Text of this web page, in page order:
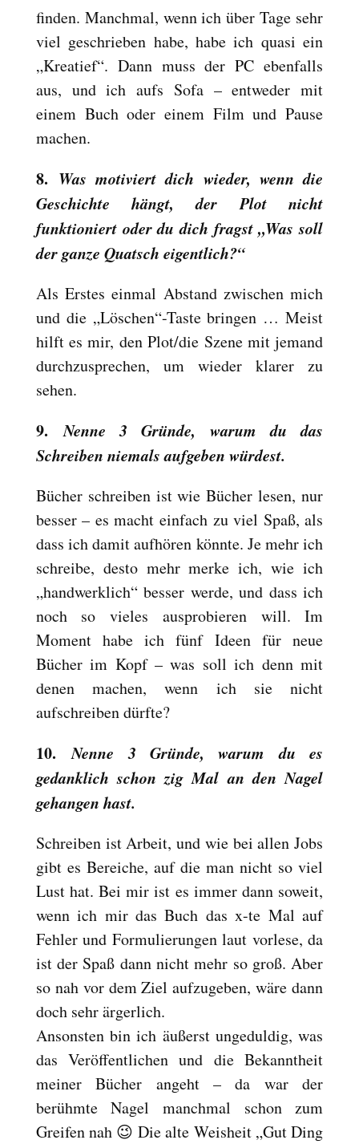
finden. Manchmal, wenn ich über Tage sehr
viel geschrieben habe, habe ich quasi ein
„Kreatief“. Dann muss der PC ebenfalls
aus, und ich aufs Sofa – entweder mit
einem Buch oder einem Film und Pause
machen.
8. Was motiviert dich wieder, wenn die
Geschichte hängt, der Plot nicht
funktioniert oder du dich fragst „Was soll
der ganze Quatsch eigentlich?“
Als Erstes einmal Abstand zwischen mich
und die „Löschen“-Taste bringen … Meist
hilft es mir, den Plot/die Szene mit jemand
durchzusprechen, um wieder klarer zu
sehen.
9.Nenne 3 Gründe, warum du das
Schreiben niemals aufgeben würdest.
Bücher schreiben ist wie Bücher lesen, nur
besser – es macht einfach zu viel Spaß, als
dass ich damit aufhören könnte. Je mehr ich
schreibe, desto mehr merke ich, wie ich
„handwerklich“ besser werde, und dass ich
noch so vieles ausprobieren will. Im
Moment habe ich fünf Ideen für neue
Bücher im Kopf – was soll ich denn mit
denen machen, wenn ich sie nicht
aufschreiben dürfte?
10.Nenne 3 Gründe, warum du es
gedanklich schon zig Mal an den Nagel
gehangen hast.
Schreiben ist Arbeit, und wie bei allen Jobs
gibt es Bereiche, auf die man nicht so viel
Lust hat. Bei mir ist es immer dann soweit,
wenn ich mir das Buch das x-te Mal auf
Fehler und Formulierungen laut vorlese, da
ist der Spaß dann nicht mehr so groß. Aber
so nah vor dem Ziel aufzugeben, wäre dann
doch sehr ärgerlich.
Ansonsten bin ich äußerst ungeduldig, was
das Veröffentlichen und die Bekanntheit
meiner Bücher angeht – da war der
berühmte Nagel manchmal schon zum
Greifen nah 😉 Die alte Weisheit „Gut Ding